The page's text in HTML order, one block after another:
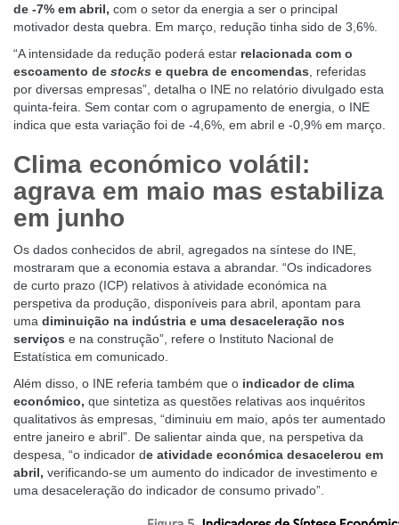
de -7% em abril, com o setor da energia a ser o principal
motivador desta quebra. Em março, redução tinha sido de 3,6%.
“A intensidade da redução poderá estar relacionada com o
escoamento de stocks e quebra de encomendas , referidas
por diversas empresas”, detalha o INE no relatório divulgado esta
quinta-feira. Sem contar com o agrupamento de energia, o INE
indica que esta variação foi de -4,6%, em abril e -0,9% em março.
Clima económico volátil:
agrava em maio mas estabiliza
em junho
Os dados conhecidos de abril, agregados na síntese do INE,
mostraram que a economia estava a abrandar. “Os indicadores
de curto prazo (ICP) relativos à atividade económica na
perspetiva da produção, disponíveis para abril, apontam para
uma diminuição na indústria e uma desaceleração nos
serviços e na construção”, refere o Instituto Nacional de
Estatística em comunicado.
Além disso, o INE referia também que o indicador de clima
económico, que sintetiza as questões relativas aos inquéritos
qualitativos às empresas, “diminuiu em maio, após ter aumentado
entre janeiro e abril”. De salientar ainda que, na perspetiva da
despesa, “o indicador de atividade económica desacelerou em
abril, verificando-se um aumento do indicador de investimento e
uma desaceleração do indicador de consumo privado”.